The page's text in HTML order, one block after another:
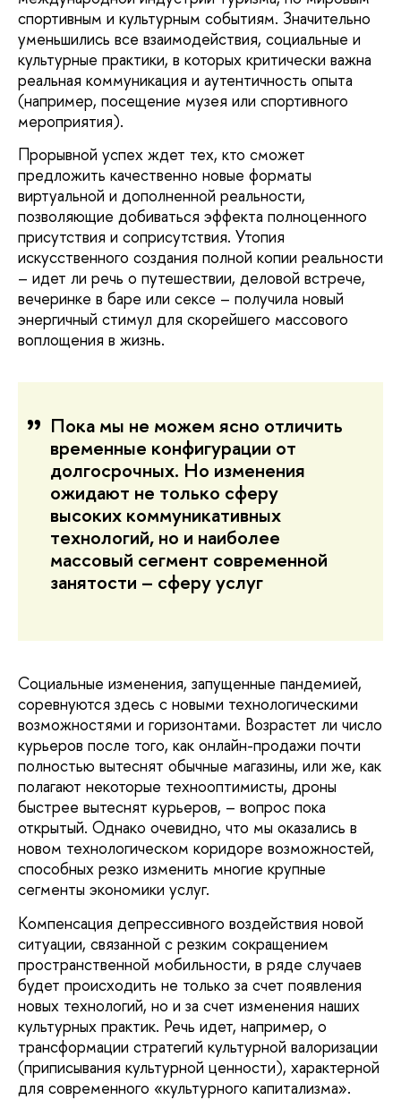
спортивным и культурным событиям. Значительно
уменьшились все взаимодействия, социальные и
культурные практики, в которых критически важна
реальная коммуникация и аутентичность опыта
(например, посещение музея или спортивного
мероприятия).
Прорывной успех ждет тех, кто сможет
предложить качественно новые форматы
виртуальной и дополненной реальности,
позволяющие добиваться эффекта полноценного
присутствия и соприсутствия. Утопия
искусственного создания полной копии реальности
– идет ли речь о путешествии, деловой встрече,
вечеринке в баре или сексе – получила новый
энергичный стимул для скорейшего массового
воплощения в жизнь.
Пока мы не можем ясно отличить
временные конфигурации от
долгосрочных. Но изменения
ожидают не только сферу
высоких коммуникативных
технологий, но и наиболее
массовый сегмент современной
занятости – сферу услуг
Социальные изменения, запущенные пандемией,
соревнуются здесь с новыми технологическими
возможностями и горизонтами. Возрастет ли число
курьеров после того, как онлайн-продажи почти
полностью вытеснят обычные магазины, или же, как
полагают некоторые технооптимисты, дроны
быстрее вытеснят курьеров, – вопрос пока
открытый. Однако очевидно, что мы оказались в
новом технологическом коридоре возможностей,
способных резко изменить многие крупные
сегменты экономики услуг.
Компенсация депрессивного воздействия новой
ситуации, связанной с резким сокращением
пространственной мобильности, в ряде случаев
будет происходить не только за счет появления
новых технологий, но и за счет изменения наших
культурных практик. Речь идет, например, о
трансформации стратегий культурной валоризации
(приписывания культурной ценности), характерной
для современного «культурного капитализма».